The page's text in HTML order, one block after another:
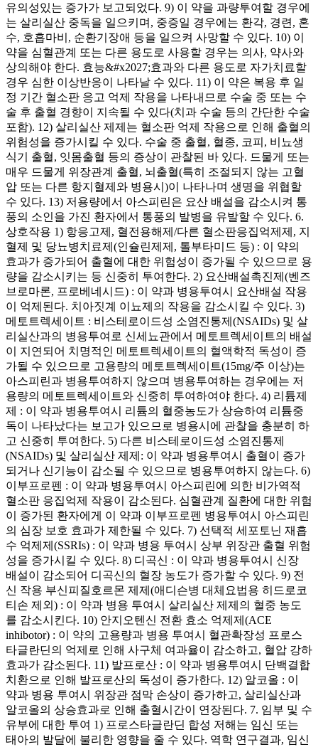
유의성있는 증가가 보고되었다. 9) 이 약을 과량투여할 경우에
는 살리실산 중독을 일으키며, 중증일 경우에는 환각, 경련, 혼
수, 호흡마비, 순환기장애 등을 일으켜 사망할 수 있다. 10) 이
약을 심혈관계 또는 다른 용도로 사용할 경우는 의사, 약사와
상의해야 한다. 효능&#x2027;효과와 다른 용도로 자가치료할
경우 심한 이상반응이 나타날 수 있다. 11) 이 약은 복용 후 일
정 기간 혈소판 응고 억제 작용을 나타내므로 수술 중 또는 수
술 후 출혈 경향이 지속될 수 있다(치과 수술 등의 간단한 수술
포함). 12) 살리실산 제제는 혈소판 억제 작용으로 인해 출혈의
위험성을 증가시킬 수 있다. 수술 중 출혈, 혈종, 코피, 비뇨생
식기 출혈, 잇몸출혈 등의 증상이 관찰된 바 있다. 드물게 또는
매우 드물게 위장관계 출혈, 뇌출혈(특히 조절되지 않는 고혈
압 또는 다른 항지혈제와 병용시)이 나타나며 생명을 위협할
수 있다. 13) 저용량에서 아스피린은 요산 배설을 감소시켜 통
풍의 소인을 가진 환자에서 통풍의 발병을 유발할 수 있다. 6.
상호작용 1) 항응고제, 혈전용해제/다른 혈소판응집억제제, 지
혈제 및 당뇨병치료제(인슐린제제, 톨부타미드 등) : 이 약의
효과가 증가되어 출혈에 대한 위험성이 증가될 수 있으므로 용
량을 감소시키는 등 신중히 투여한다. 2) 요산배설촉진제(벤즈
브로마론, 프로베네시드) : 이 약과 병용투여시 요산배설 작용
이 억제된다. 치아짓계 이뇨제의 작용을 감소시킬 수 있다. 3)
메토트렉세이트 : 비스테로이드성 소염진통제(NSAIDs) 및 살
리실산과의 병용투여로 신세뇨관에서 메토트렉세이트의 배설
이 지연되어 치명적인 메토트렉세이트의 혈액학적 독성이 증
가될 수 있으므로 고용량의 메토트렉세이트(15mg/주 이상)는
아스피린과 병용투여하지 않으며 병용투여하는 경우에는 저
용량의 메토트렉세이트와 신중히 투여하여야 한다. 4) 리튬제
제 : 이 약과 병용투여시 리튬의 혈중농도가 상승하여 리튬중
독이 나타났다는 보고가 있으므로 병용시에 관찰을 충분히 하
고 신중히 투여한다. 5) 다른 비스테로이드성 소염진통제
(NSAIDs) 및 살리실산 제제: 이 약과 병용투여시 출혈이 증가
되거나 신기능이 감소될 수 있으므로 병용투여하지 않는다. 6)
이부프로펜 : 이 약과 병용투여시 아스피린에 의한 비가역적
혈소판 응집억제 작용이 감소된다. 심혈관계 질환에 대한 위험
이 증가된 환자에게 이 약과 이부프로펜 병용투여시 아스피린
의 심장 보호 효과가 제한될 수 있다. 7) 선택적 세포토닌 재흡
수 억제제(SSRIs) : 이 약과 병용 투여시 상부 위장관 출혈 위험
성을 증가시킬 수 있다. 8) 디곡신 : 이 약과 병용투여시 신장
배설이 감소되어 디곡신의 혈장 농도가 증가할 수 있다. 9) 전
신 작용 부신피질호르몬 제제(애디슨병 대체요법용 히드로코
티손 제외) : 이 약과 병용 투여시 살리실산 제제의 혈중 농도
를 감소시킨다. 10) 안지오텐신 전환 효소 억제제(ACE
inhibotor) : 이 약의 고용량과 병용 투여시 혈관확장성 프로스
타글란딘의 억제로 인해 사구체 여과율이 감소하고, 혈압 강하
효과가 감소된다. 11) 발프로산 : 이 약과 병용투여시 단백결합
치환으로 인해 발프로산의 독성이 증가한다. 12) 알코올 : 이
약과 병용 투여시 위장관 점막 손상이 증가하고, 살리실산과
알코올의 상승효과로 인해 출혈시간이 연장된다. 7. 임부 및 수
유부에 대한 투여 1) 프로스타글란딘 합성 저해는 임신 또는
태아의 발달에 불리한 영향을 줄 수 있다. 역학 연구결과, 임신